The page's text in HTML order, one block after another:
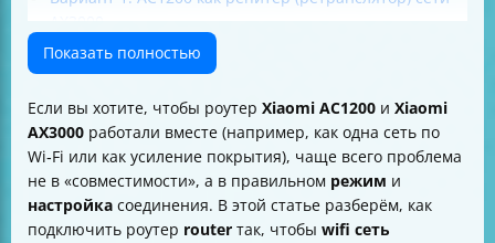
Вариант 2: AC1200 как точка доступа (LAN, чтобы сеть
не “резалась” Wi‑Fi)
таблица)
Типичные ошибки, из‑за которых “подключено, но
нет интернета”
Короткий чеклист “сделать и проверить”
Итог
Показать полностью
Если вы хотите, чтобы роутер Xiaomi AC1200 и Xiaomi
AX3000 работали вместе (например, как одна сеть по
Wi‑Fi или как усиление покрытия), чаще всего проблема
не в «совместимости», а в правильном режим и
настройка соединения. В этой статье разберём, как
подключить роутер router так, чтобы wifi сеть